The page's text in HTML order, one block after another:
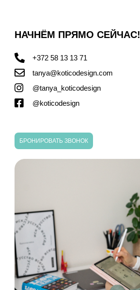
НАЧНЁМ ПРЯМО СЕЙЧАС!
+372 58 13 13 71
tanya@koticodesign.com
@tanya_koticodesign
@koticodesign
БРОНИРОВАТЬ ЗВОНОК